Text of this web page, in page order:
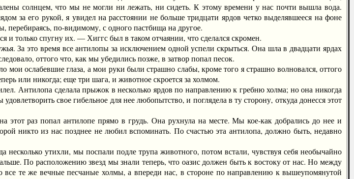
солнцем, что мы не могли ни лежать, ни сидеть. К этому времени у нас почти вышла вода.
за его рукой, я увидел на расстоянии не больше тридцати ярдов четко выделявшееся на фоне
перебираясь, по-видимому, с одного пастбища на другое.
спугну их. — Хиггс был в таком отчаянии, что сделался скромен.
За это время все антилопы за исключением одной успели скрыться. Она шла в двадцати ярдах
оттого что, как мы убедились позже, в затвор попал песок.
ослабевшие глаза, а мои руки были страшно слабы, кроме того я страшно волновался, оттого
или никогда; еще три шага, и животное скроется за холмом.
Антилопа сделала прыжок в несколько ярдов по направлению к гребню холма; но она никогда
свое гибельное для нее любопытство, и поглядела в ту сторону, откуда донесся этот
раз попал антилопе прямо в грудь. Она рухнула на месте. Мы кое-как добрались до нее и
никто из нас позднее не любил вспоминать. По счастью эта антилопа, должно быть, недавно
утихли, мы поспали подле трупа животного, потом встали, чувствуя себя необычайно
По расположению звезд мы знали теперь, что оазис должен быть к востоку от нас. Но между
те же вечные песчаные холмы, а впереди нас, в стороне по направлению к вышеупомянутой